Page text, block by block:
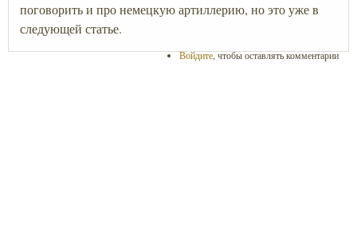
поговорить и про немецкую артиллерию, но это уже в
следующей статье.
Войдите, чтобы оставлять комментарии